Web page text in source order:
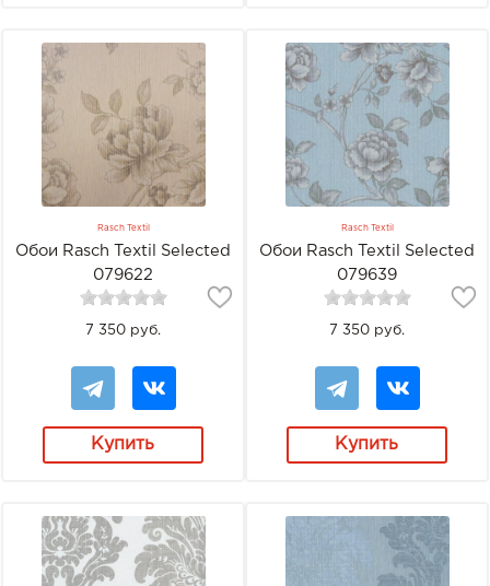
Rasch Textil
Обои Rasch Textil Selected
079622
7 350 руб.
Купить
Rasch Textil
Обои Rasch Textil Selected
079639
7 350 руб.
Купить